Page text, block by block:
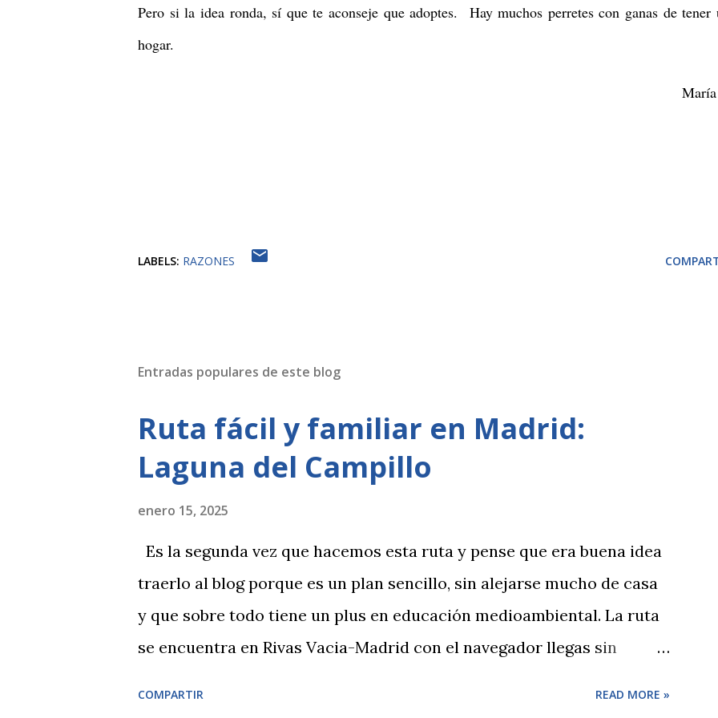
Pero si la idea ronda, sí que te aconseje que adoptes. Hay muchos perretes con ganas de tener
hogar.
María
LABELS: RAZONES
Entradas populares de este blog
Ruta fácil y familiar en Madrid:
Laguna del Campillo
enero 15, 2025
Es la segunda vez que hacemos esta ruta y pense que era buena idea
traerlo al blog porque es un plan sencillo, sin alejarse mucho de casa
y que sobre todo tiene un plus en educación medioambiental. La ruta
se encuentra en Rivas Vacia-Madrid con el navegador llegas sin
COMPARTIR READ MORE »